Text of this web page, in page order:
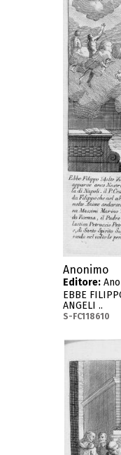
Anonimo
Editore:
EBBE
ANGELI ..
S-FC118610